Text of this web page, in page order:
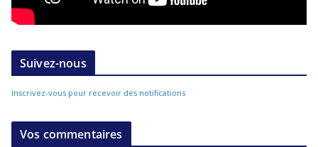
Suivez-nous
Inscrivez-vous pour recevoir des notifications
Vos commentaires